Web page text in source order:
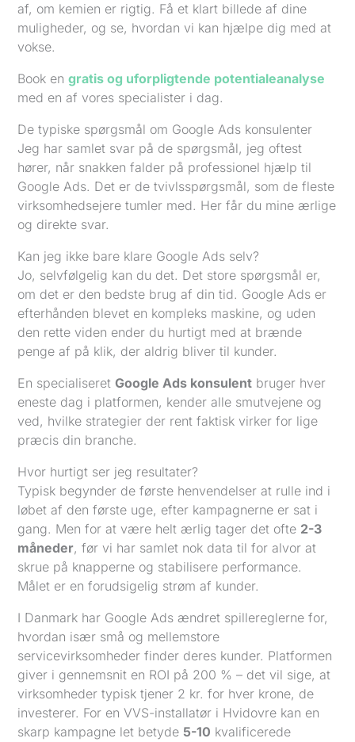
af, om kemien er rigtig. Få et klart billede af dine
muligheder, og se, hvordan vi kan hjælpe dig med at
vokse.
Book engratis og uforpligtende potentialeanalyse
med en af vores specialister i dag.
De typiske spørgsmål om Google Ads konsulenter
Jeg har samlet svar på de spørgsmål, jeg oftest
hører, når snakken falder på professionel hjælp til
Google Ads. Det er de tvivlsspørgsmål, som de fleste
virksomhedsejere tumler med. Her får du mine ærlige
og direkte svar.
Kan jeg ikke bare klare Google Ads selv?
Jo, selvfølgelig kan du det. Det store spørgsmål er,
om det er den bedste brug af din tid. Google Ads er
efterhånden blevet en kompleks maskine, og uden
den rette viden ender du hurtigt med at brænde
penge af på klik, der aldrig bliver til kunder.
En specialiseretGoogle Ads konsulent bruger hver
eneste dag i platformen, kender alle smutvejene og
ved, hvilke strategier der rent faktisk virker for lige
præcis din branche.
Hvor hurtigt ser jeg resultater?
Typisk begynder de første henvendelser at rulle ind i
løbet af den første uge, efter kampagnerne er sat i
gang. Men for at være helt ærlig tager det ofte 2-3
måneder, før vi har samlet nok data til for alvor at
skrue på knapperne og stabilisere performance.
Målet er en forudsigelig strøm af kunder.
I Danmark har Google Ads ændret spillereglerne for,
hvordan især små og mellemstore
servicevirksomheder finder deres kunder. Platformen
giver i gennemsnit en ROI på 200 % – det vil sige, at
virksomheder typisk tjener 2 kr. for hver krone, de
investerer. For en VVS-installatør i Hvidovre kan en
skarp kampagne let betyde 5-10 kvalificerede